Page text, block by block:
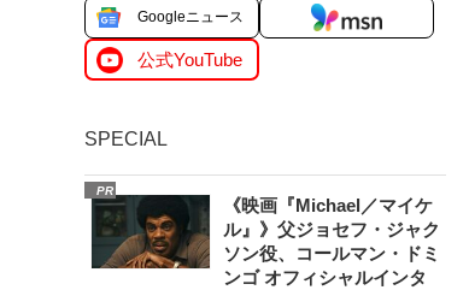
Googleニュース
公式YouTube
SPECIAL
PR
《映画『Michael／マイケ
ル』》父ジョセフ・ジャク
ソン役、コールマン・ドミ
ンゴ オフィシャルインタ